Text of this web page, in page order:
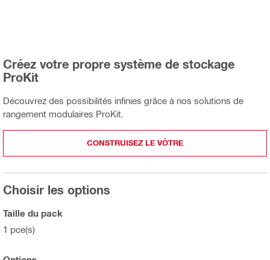
Créez votre propre système de stockage
ProKit
Découvrez des possibilités infinies grâce à nos solutions de
rangement modulaires ProKit.
CONSTRUISEZ LE VÔTRE
Choisir les options
Taille du pack
1 pce(s)